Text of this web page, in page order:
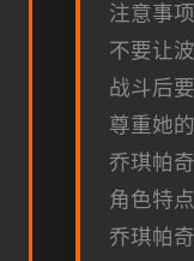
注意事项
不要让
战斗后
尊重她
乔琪帕
角色特点
乔琪帕